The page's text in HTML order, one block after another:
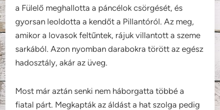
a Fülelő meghallotta a páncélok csörgését, és
gyorsan leoldotta a kendőt a Pillantóról. Az meg,
amikor a lovasok feltűntek, rájuk villantott a szeme
sarkából. Azon nyomban darabokra törött az egész
hadosztály, akár az üveg.
Most már aztán senki nem háborgatta többé a
fiatal párt. Megkapták az áldást a hat szolga pedig